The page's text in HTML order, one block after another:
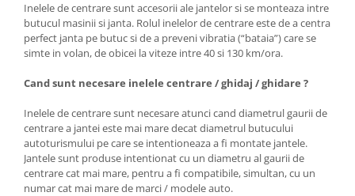
Inelele de centrare sunt accesorii ale jantelor si se monteaza intre
butucul masinii si janta. Rolul inelelor de centrare este de a centra
perfect janta pe butuc si de a preveni vibratia (“bataia”) care se
simte in volan, de obicei la viteze intre 40 si 130 km/ora.
Cand sunt necesare inelele centrare / ghidaj / ghidare ?
Inelele de centrare sunt necesare atunci cand diametrul gaurii de
centrare a jantei este mai mare decat diametrul butucului
autoturismului pe care se intentioneaza a fi montate jantele.
Jantele sunt produse intentionat cu un diametru al gaurii de
centrare cat mai mare, pentru a fi compatibile, simultan, cu un
numar cat mai mare de marci / modele auto.